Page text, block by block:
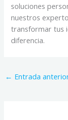
soluciones
nuestros
transformar tus
diferencia.
← Entrada